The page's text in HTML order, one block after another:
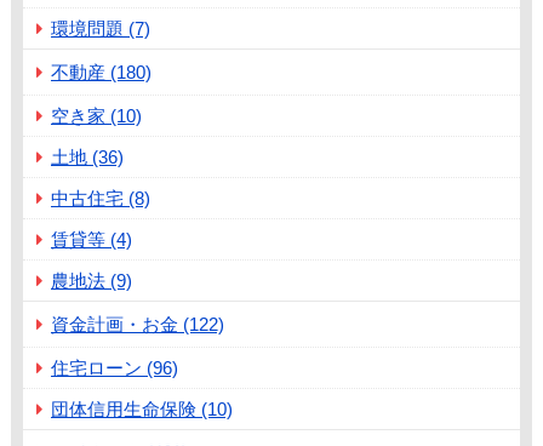
環境問題 (7)
不動産 (180)
空き家 (10)
土地 (36)
中古住宅 (8)
賃貸等 (4)
農地法 (9)
資金計画・お金 (122)
住宅ローン (96)
団体信用生命保険 (10)